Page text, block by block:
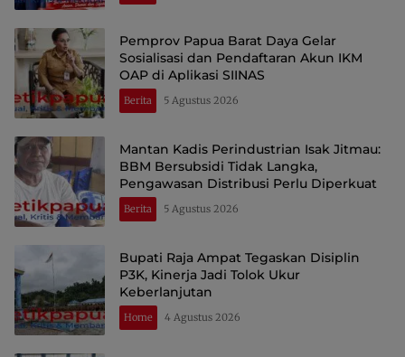
Pemprov Papua Barat Daya Gelar
Sosialisasi dan Pendaftaran Akun IKM
OAP di Aplikasi SIINAS
Berita 5 Agustus 2026
Mantan Kadis Perindustrian Isak Jitmau:
BBM Bersubsidi Tidak Langka,
Pengawasan Distribusi Perlu Diperkuat
Berita 5 Agustus 2026
Bupati Raja Ampat Tegaskan Disiplin
P3K, Kinerja Jadi Tolok Ukur
Keberlanjutan
Home 4 Agustus 2026